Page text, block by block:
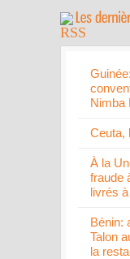
Nimba
Ceuta,
À la
fraude
livrés
Bénin:
Talon
la